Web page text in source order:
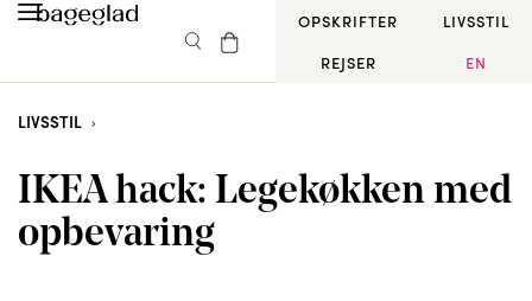
OPSKRIFTER
LIVSSTIL
REJSER
EN
LIVSSTIL
IKEA hack: Legekøkken med
opbevaring